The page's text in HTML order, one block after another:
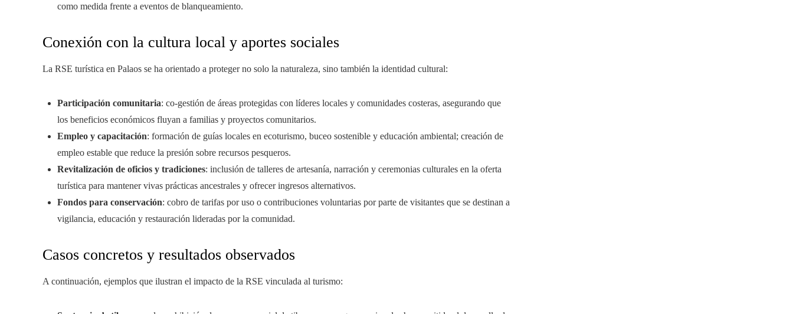
como medida frente a eventos de blanqueamiento.
Conexión con la cultura local y aportes sociales
La RSE turística en Palaos se ha orientado a proteger no solo la naturaleza, sino también la identidad cultural:
Participación comunitaria: co‑gestión de áreas protegidas con líderes locales y comunidades costeras, asegurando que
los beneficios económicos fluyan a familias y proyectos comunitarios.
Empleo y capacitación: formación de guías locales en ecoturismo, buceo sostenible y educación ambiental; creación de
empleo estable que reduce la presión sobre recursos pesqueros.
Revitalización de oficios y tradiciones: inclusión de talleres de artesanía, narración y ceremonias culturales en la oferta
turística para mantener vivas prácticas ancestrales y ofrecer ingresos alternativos.
Fondos para conservación: cobro de tarifas por uso o contribuciones voluntarias por parte de visitantes que se destinan a
vigilancia, educación y restauración lideradas por la comunidad.
Casos concretos y resultados observados
A continuación, ejemplos que ilustran el impacto de la RSE vinculada al turismo: